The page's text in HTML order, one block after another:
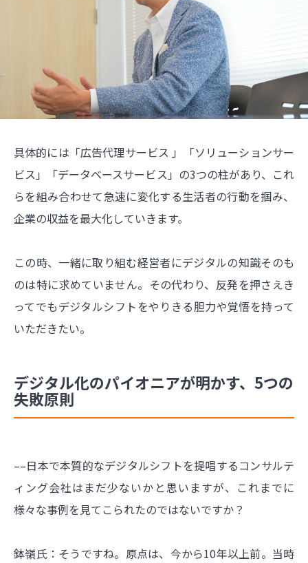
具体的には「広告代理サービス 」「ソリューションサー
ビス」「データベースサービス」の3つの柱があり、これ
らを組み合わせて急速に変化する生活者の行動を掴み、
企業の収益を最大化していきます。
この時、一緒に取り組む経営者にデジタルの知識そのも
のは特に求めていません。その代わり、反発を押さえき
ってでもデジタルシフトをやりきる胆力や覚悟を持って
いただきたい。
デジタル化のパイオニアが明かす、5つの
失敗原則
––日本で本質的なデジタルシフトを提唱するコンサルテ
ィング会社はまだ少ないかと思いますが、これまでに
様々な事例を見てこられたのではないですか？
鉢嶺氏：そうですね。原点は、今から10年以上前。当時